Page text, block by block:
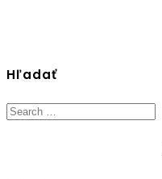
Hľadať
Search